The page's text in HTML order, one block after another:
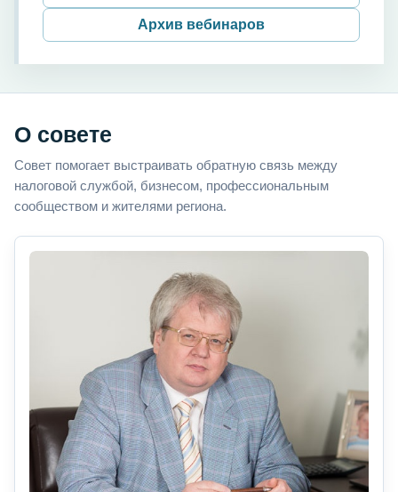
Архив вебинаров
О совете
Совет помогает выстраивать обратную связь между
налоговой службой, бизнесом, профессиональным
сообществом и жителями региона.